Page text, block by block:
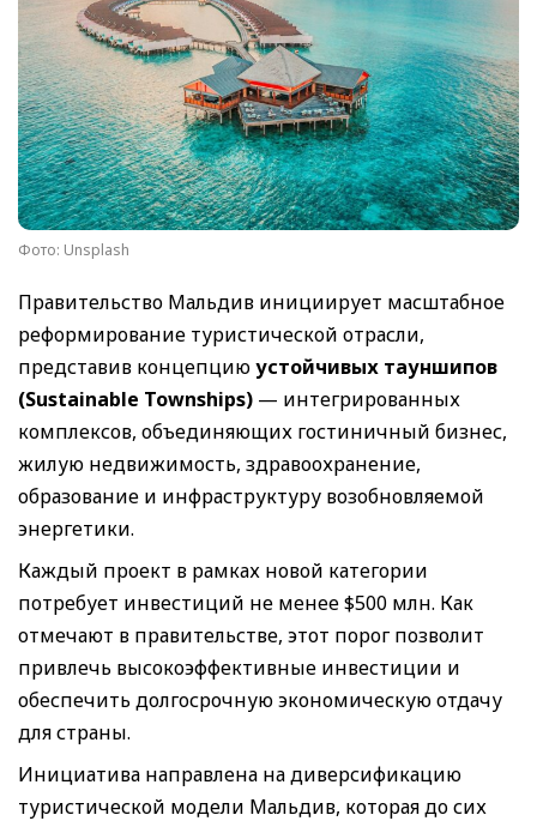
Фото: Unsplash
Правительство Мальдив инициирует масштабное
реформирование туристической отрасли,
представив концепциюустойчивых тауншипов
(Sustainable Townships) — интегрированных
комплексов, объединяющих гостиничный бизнес,
жилую недвижимость, здравоохранение,
образование и инфраструктуру возобновляемой
энергетики.
Каждый проект в рамках новой категории
потребует инвестиций не менее $500 млн. Как
отмечают в правительстве, этот порог позволит
привлечь высокоэффективные инвестиции и
обеспечить долгосрочную экономическую отдачу
для страны.
Инициатива направлена на диверсификацию
туристической модели Мальдив, которая до сих